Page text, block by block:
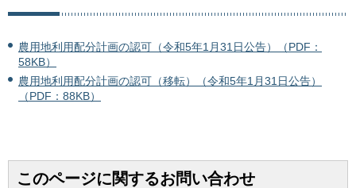
農用地利用配分計画の認可（令和5年1月31日公告）（PDF：
58KB）
農用地利用配分計画の認可（移転）（令和5年1月31日公告）
（PDF：88KB）
このページに関するお問い合わせ